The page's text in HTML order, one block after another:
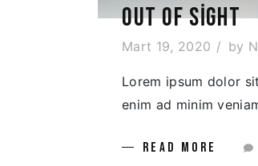
OUT OF SIGHT
Mart 19, 2020 by
Lorem ipsum dolor
enim ad minim
READ MORE